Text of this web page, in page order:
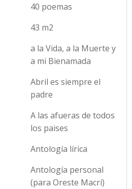
40 poemas
43 m2
a la Vida, a la Muerte y
a mi Bienamada
Abril es siempre el
padre
A las afueras de todos
los paises
Antología lírica
Antología personal
(para Oreste Macrí)